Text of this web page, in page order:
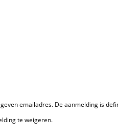
emailadres. De aanmelding is
te weigeren.